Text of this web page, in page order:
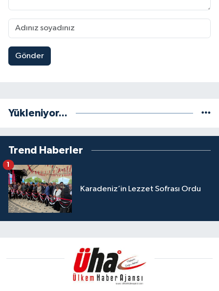
Gönder
Yükleniyor...
Trend Haberler
Karadeniz’in Lezzet Sofrası Ordu
1